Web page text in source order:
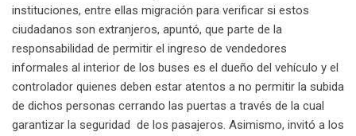
instituciones, entre ellas migración para verificar si estos
ciudadanos son extranjeros, apuntó, que parte de la
responsabilidad de permitir el ingreso de vendedores
informales al interior de los buses es el dueño del vehículo y el
controlador quienes deben estar atentos a no permitir la subida
de dichos personas cerrando las puertas a través de la cual
garantizar la seguridad de los pasajeros. Asimismo, invitó a los